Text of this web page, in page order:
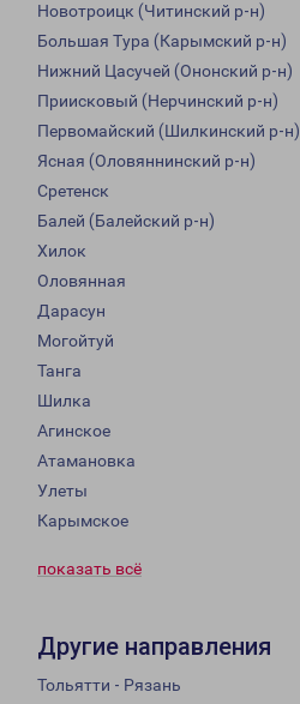
Новотроицк (Читинский р-н)
Большая Тура (Карымский р-н)
Нижний Цасучей (Ононский р-н)
Приисковый (Нерчинский р-н)
Первомайский (Шилкинский р-н)
Ясная (Оловяннинский р-н)
Сретенск
Балей (Балейский р-н)
Хилок
Оловянная
Дарасун
Могойтуй
Танга
Шилка
Агинское
Атамановка
Улеты
Карымское
показать всё
Другие направления
Тольятти - Рязань